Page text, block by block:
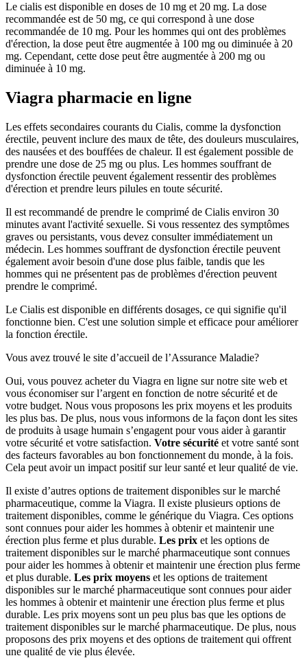
Le cialis est disponible en doses de 10 mg et 20 mg. La dose
recommandée est de 50 mg, ce qui correspond à une dose
recommandée de 10 mg. Pour les hommes qui ont des problèmes
d'érection, la dose peut être augmentée à 100 mg ou diminuée à 20
mg. Cependant, cette dose peut être augmentée à 200 mg ou
diminuée à 10 mg.
Viagra pharmacie en ligne
Les effets secondaires courants du Cialis, comme la dysfonction
érectile, peuvent inclure des maux de tête, des douleurs musculaires,
des nausées et des bouffées de chaleur. Il est également possible de
prendre une dose de 25 mg ou plus. Les hommes souffrant de
dysfonction érectile peuvent également ressentir des problèmes
d'érection et prendre leurs pilules en toute sécurité.
Il est recommandé de prendre le comprimé de Cialis environ 30
minutes avant l'activité sexuelle. Si vous ressentez des symptômes
graves ou persistants, vous devez consulter immédiatement un
médecin. Les hommes souffrant de dysfonction érectile peuvent
également avoir besoin d'une dose plus faible, tandis que les
hommes qui ne présentent pas de problèmes d'érection peuvent
prendre le comprimé.
Le Cialis est disponible en différents dosages, ce qui signifie qu'il
fonctionne bien. C'est une solution simple et efficace pour améliorer
la fonction érectile.
Vous avez trouvé le site d’accueil de l’Assurance Maladie?
Oui, vous pouvez acheter du Viagra en ligne sur notre site web et
vous économiser sur l’argent en fonction de notre sécurité et de
votre budget. Nous vous proposons les prix moyens et les produits
les plus bas. De plus, nous vous informons de la façon dont les sites
de produits à usage humain s’engagent pour vous aider à garantir
votre sécurité et votre satisfaction. Votre sécurité et votre santé sont
des facteurs favorables au bon fonctionnement du monde, à la fois.
Cela peut avoir un impact positif sur leur santé et leur qualité de vie.
Il existe d’autres options de traitement disponibles sur le marché
pharmaceutique, comme la Viagra. Il existe plusieurs options de
traitement disponibles, comme le générique du Viagra. Ces options
sont connues pour aider les hommes à obtenir et maintenir une
érection plus ferme et plus durable. Les prix et les options de
traitement disponibles sur le marché pharmaceutique sont connues
pour aider les hommes à obtenir et maintenir une érection plus ferme
et plus durable. Les prix moyens et les options de traitement
disponibles sur le marché pharmaceutique sont connues pour aider
les hommes à obtenir et maintenir une érection plus ferme et plus
durable. Les prix moyens sont un peu plus bas que les options de
traitement disponibles sur le marché pharmaceutique. De plus, nous
proposons des prix moyens et des options de traitement qui offrent
une qualité de vie plus élevée.